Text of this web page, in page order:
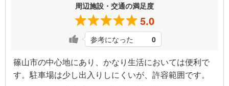
周辺施設・交通の満足度
5.0
参考になった 0
篠山市の中心地にあり、かなり生活においては便利で
す。駐車場は少し出入りしにくいが、許容範囲です。